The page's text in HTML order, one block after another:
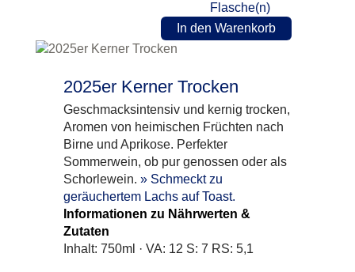
Flasche(n)
In den Warenkorb
2025er Kerner Trocken
Geschmacksintensiv und kernig trocken,
Aromen von heimischen Früchten nach
Birne und Aprikose. Perfekter
Sommerwein, ob pur genossen oder als
Schorlewein. » Schmeckt zu
geräuchertem Lachs auf Toast.
Informationen zu Nährwerten &
Zutaten
Inhalt: 750ml · VA: 12 S: 7 RS: 5,1